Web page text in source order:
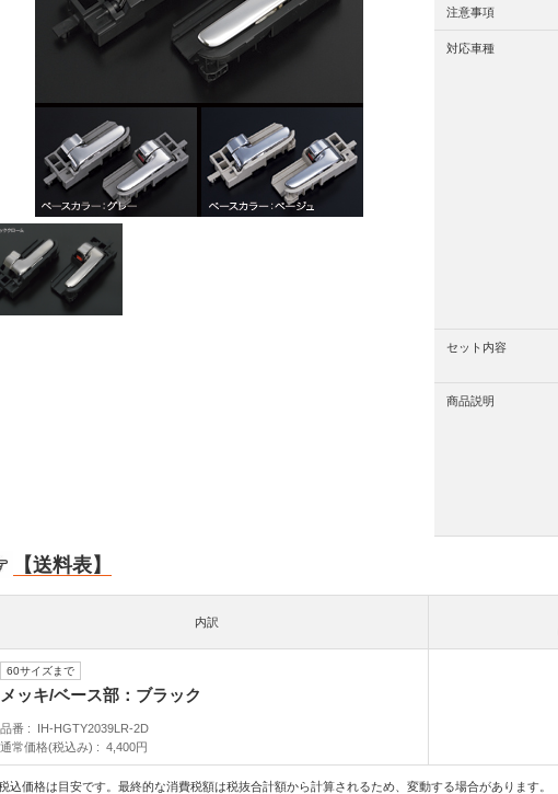
注意事項
対応車種
セット内容
商品説明
【送料表】
内訳
60サイズまで
メッキ/ベース部：ブラック
品番
IH-HGTY2039LR-2D
通常価格(税込み)
4,400円
込価格は目安です。最終的な消費税額は税抜合計額から計算されるため、変動する場合があります。